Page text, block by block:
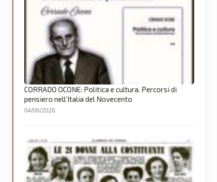
CORRADO OCONE: Politica e cultura. Percorsi di
pensiero nell’Italia del Novecento
04/06/2026